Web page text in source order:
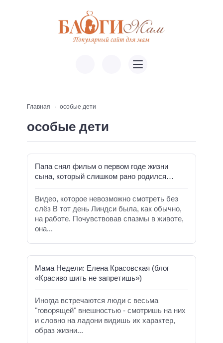
Главная особые дети
особые дети
Папа снял фильм о первом годе жизни
сына, который слишком рано родился…
Видео, которое невозможно смотреть без
слёз В тот день Линдси была, как обычно,
на работе. Почувствовав спазмы в животе,
она...
Мама Недели: Елена Красовская (блог
«Красиво шить не запретишь»)
Иногда встречаются люди с весьма
"говорящей" внешностью - смотришь на них
и словно на ладони видишь их характер,
образ жизни...